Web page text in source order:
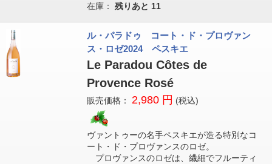
在庫： 残りあと 11
ル・パラドゥ コート・ド・プロヴァン
ス・ロゼ2024 ペスキエ
Le Paradou Côtes de
Provence Rosé
販売価格： 2,980 円 (税込)
ヴァントゥーの名手ペスキエが造る特別なコ
ート・ド・プロヴァンスのロゼ。
プロヴァンスのロゼは、繊細でフルーティ